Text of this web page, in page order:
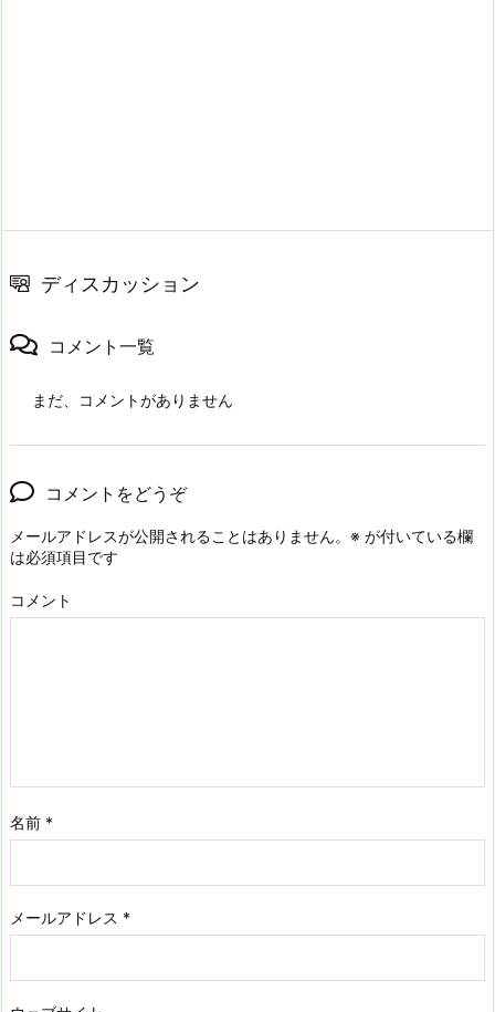
ディスカッション
コメント一覧
まだ、コメントがありません
コメントをどうぞ
メールアドレスが公開されることはありません。 ※ が付いている欄
は必須項目です
コメント
名前 *
メールアドレス *